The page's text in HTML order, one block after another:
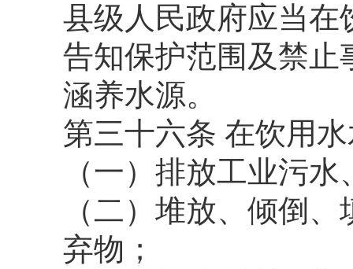
县级人民政府应当在
告知保护范围及禁止
涵养水源。
第三十六条 在饮用
（一）排放工业污
（二）堆放、倾倒
弃物；